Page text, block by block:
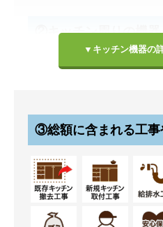
▼キッチン機器の
②キッチン周りの機器
③総額に含まれる工事